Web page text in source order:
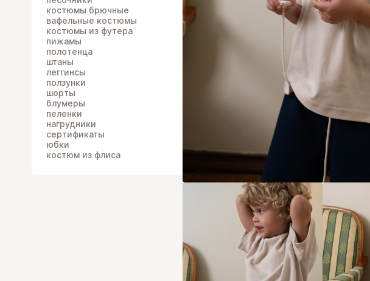
костюмы брючные
вафельные костюмы
костюмы из футера
пижамы
полотенца
штаны
леггинсы
ползунки
шорты
блумеры
пеленки
нагрудники
сертификаты
юбки
костюм из флиса